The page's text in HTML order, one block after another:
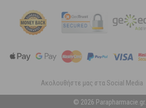
Ακολουθήστε μας στα Social Media
© 2026 Parapharmacie.gr.